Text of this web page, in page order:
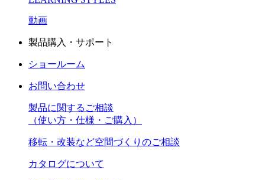
動画
製品購入・サポート
ショールーム
お問い合わせ
製品に関するご相談
（使い方・仕様・ご購入）
移転・改装など空間づくりのご相談
カタログについて